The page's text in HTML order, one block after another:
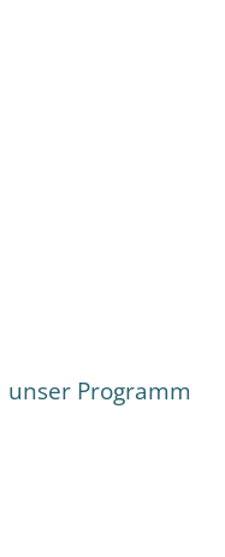
unser Programm